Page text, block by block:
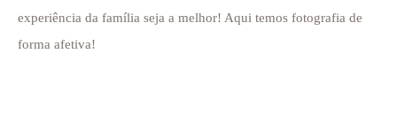
experiência da família seja a melhor! Aqui temos fotografia de
forma afetiva!